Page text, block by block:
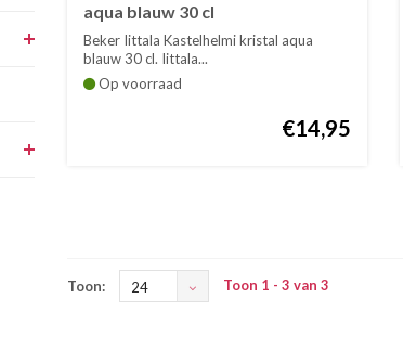
aqua blauw 30 cl
Beker Iittala Kastelhelmi kristal aqua
blauw 30 cl. Iittala...
Op voorraad
€14,95
Toon: 24 Toon 1 - 3 van 3